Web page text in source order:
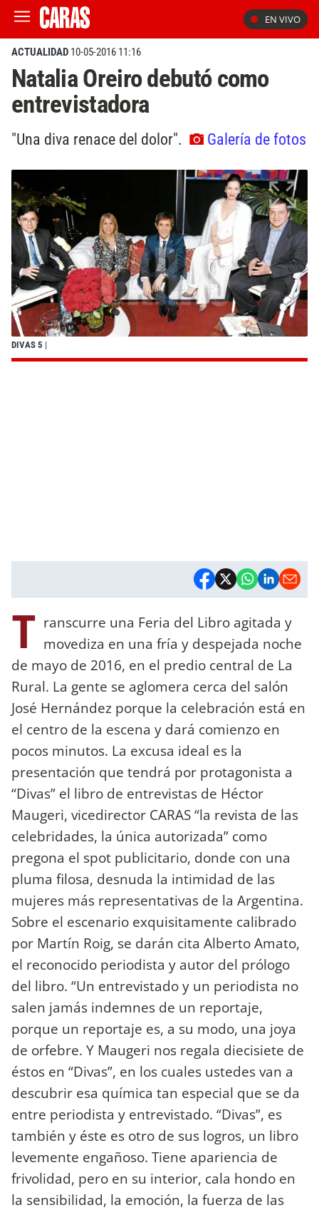
EN VIVO
ACTUALIDAD 10-05-2016 11:16
Natalia Oreiro debutó como
entrevistadora
"Una diva renace del dolor". Galería de fotos
DIVAS 5 |
T ranscurre una Feria del Libro agitada y
movediza en una fría y despejada noche
de mayo de 2016, en el predio central de La
Rural. La gente se aglomera cerca del salón
José Hernández porque la celebración está en
el centro de la escena y dará comienzo en
pocos minutos. La excusa ideal es la
presentación que tendrá por protagonista a
“Divas” el libro de entrevistas de Héctor
Maugeri, vicedirector CARAS “la revista de las
celebridades, la única autorizada” como
pregona el spot publicitario, donde con una
pluma filosa, desnuda la intimidad de las
mujeres más representativas de la Argentina.
Sobre el escenario exquisitamente calibrado
por Martín Roig, se darán cita Alberto Amato,
el reconocido periodista y autor del prólogo
del libro. “Un entrevistado y un periodista no
salen jamás indemnes de un reportaje,
porque un reportaje es, a su modo, una joya
de orfebre. Y Maugeri nos regala diecisiete de
éstos en “Divas”, en los cuales ustedes van a
descubrir esa química tan especial que se da
entre periodista y entrevistado. “Divas”, es
también y éste es otro de sus logros, un libro
levemente engañoso. Tiene apariencia de
frivolidad, pero en su interior, cala hondo en
la sensibilidad, la emoción, la fuerza de las